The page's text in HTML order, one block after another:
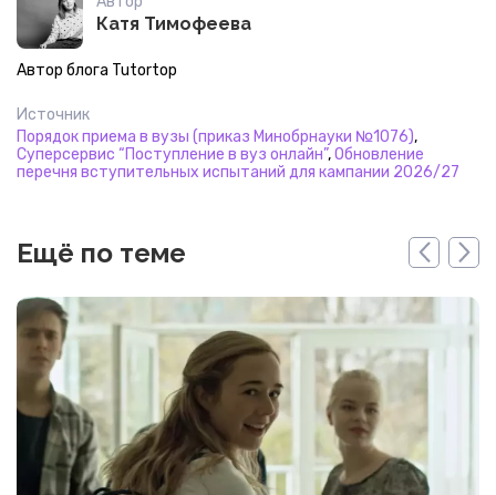
Катя Тимофеева
Автор блога Tutortop
Источник
Порядок приема в вузы (приказ Минобрнауки №1076),
Суперсервис “Поступление в вуз онлайн”,Обновление
перечня вступительных испытаний для кампании 2026/27
Ещё по теме